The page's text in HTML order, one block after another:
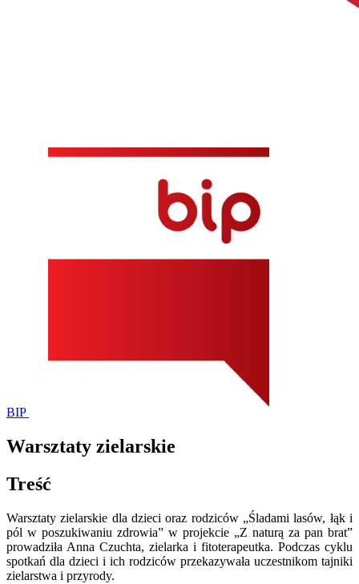
BIP
Warsztaty zielarskie
Treść
Warsztaty zielarskie dla dzieci oraz rodziców „Śladami lasów, łąk i
pól w poszukiwaniu zdrowia” w projekcie „Z naturą za pan brat”
prowadziła Anna Czuchta, zielarka i fitoterapeutka. Podczas cyklu
spotkań dla dzieci i ich rodziców przekazywała uczestnikom tajniki
zielarstwa i przyrody.